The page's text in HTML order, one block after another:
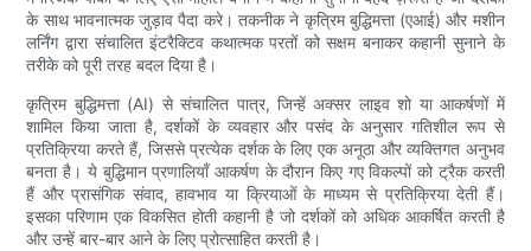
के साथ भावनात्मक जुड़ाव पैदा करे। तकनीक ने कृत्रिम बुद्धिमत्ता (एआई) और मशीन
लर्निंग द्वारा संचालित इंटरैक्टिव कथात्मक परतों को सक्षम बनाकर कहानी सुनाने के
तरीके को पूरी तरह बदल दिया है।
कृत्रिम बुद्धिमत्ता (AI) से संचालित पात्र, जिन्हें अक्सर लाइव शो या आकर्षणों में
शामिल किया जाता है, दर्शकों के व्यवहार और पसंद के अनुसार गतिशील रूप से
प्रतिक्रिया करते हैं, जिससे प्रत्येक दर्शक के लिए एक अनूठा और व्यक्तिगत अनुभव
बनता है। ये बुद्धिमान प्रणालियाँ आकर्षण के दौरान किए गए विकल्पों को ट्रैक करती
हैं और प्रासंगिक संवाद, हावभाव या क्रियाओं के माध्यम से प्रतिक्रिया देती हैं।
इसका परिणाम एक विकसित होती कहानी है जो दर्शकों को अधिक आकर्षित करती है
और उन्हें बार-बार आने के लिए प्रोत्साहित करती है।